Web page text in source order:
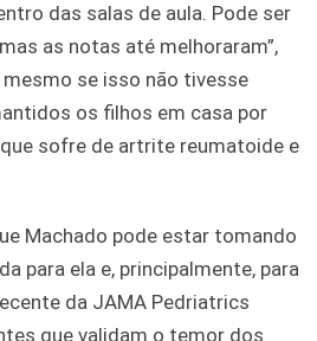
das salas de aula. Pode ser
as notas até melhoraram”,
se isso não tivesse
os filhos em casa por
sofre de artrite reumatoide e
Machado pode estar tomando
para ela e, principalmente, para
da JAMA Pedriatrics
que validam o temor dos